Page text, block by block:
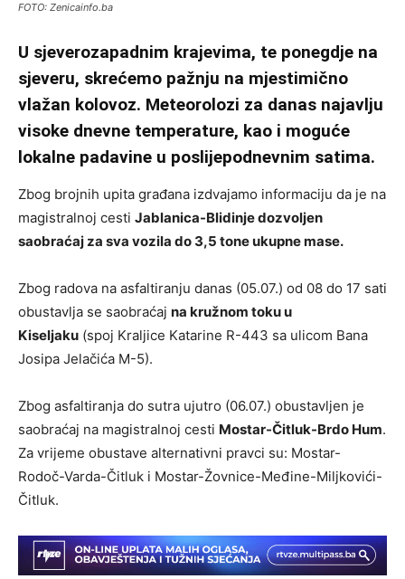
FOTO: Zenicainfo.ba
U sjeverozapadnim krajevima, te ponegdje na
sjeveru, skrećemo pažnju na mjestimično
vlažan kolovoz. Meteorolozi za danas najavlju
visoke dnevne temperature, kao i moguće
lokalne padavine u poslijepodnevnim satima.
Zbog brojnih upita građana izdvajamo informaciju da je na
magistralnoj cesti Jablanica-Blidinje dozvoljen
saobraćaj za sva vozila do 3,5 tone ukupne mase.
Zbog radova na asfaltiranju danas (05.07.) od 08 do 17 sati
obustavlja se saobraćaj na kružnom toku u
Kiseljaku (spoj Kraljice Katarine R-443 sa ulicom Bana
Josipa Jelačića M-5).
Zbog asfaltiranja do sutra ujutro (06.07.) obustavljen je
saobraćaj na magistralnoj cesti Mostar-Čitluk-Brdo Hum.
Za vrijeme obustave alternativni pravci su: Mostar-
Rodoč-Varda-Čitluk i Mostar-Žovnice-Međine-Miljkovići-
Čitluk.